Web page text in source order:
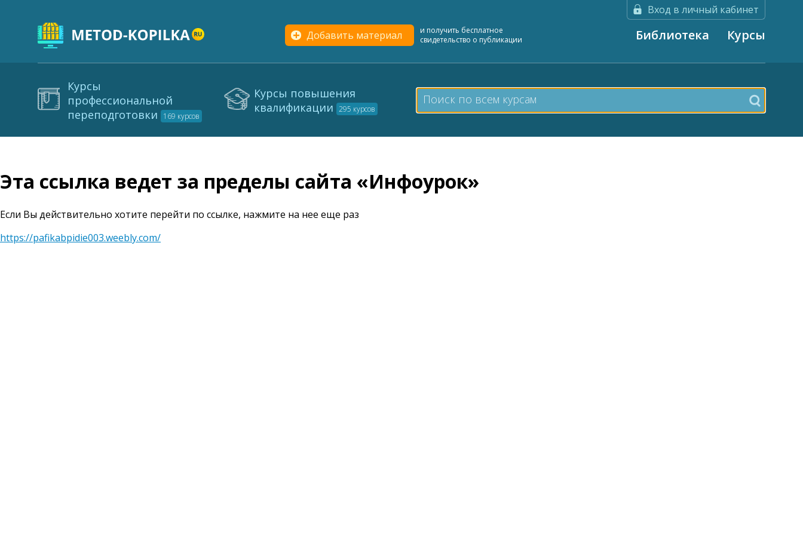
Вход в личный кабинет
Добавить материал
и получить бесплатное
свидетельство о публикации
Библиотека Курсы
Курсы
профессиональной
переподготовки
169 курсов
Курсы повышения
квалификации 295 курсов
Эта ссылка ведет за пределы сайта «Инфоурок»
Если Вы действительно хотите перейти по ссылке, нажмите на нее еще раз
https://pafikabpidie003.weebly.com/